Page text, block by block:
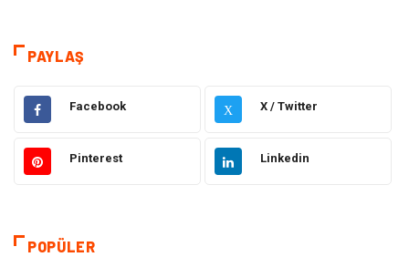
Eğitim
Makine Elektronik
Gıda Otomotiv
Emlak
PAYLAŞ
Facebook X X / Twitter
Pinterest Linkedin
POPÜLER